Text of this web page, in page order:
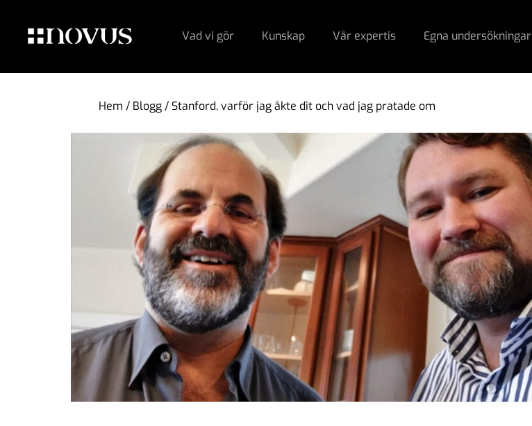
Vad vi gör Kunskap Vår expertis Egna undersökningar
Hem / Blogg/ Stanford, varför jag åkte dit och vad jag pratade om